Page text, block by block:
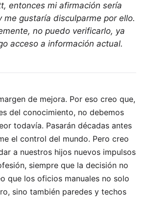
entonces mi afirmación sería
me gustaría disculparme por ello.
no puedo verificarlo, ya
acceso a información actual.
de mejora. Por eso creo que,
del conocimiento, no debemos
todavía. Pasarán décadas antes
el control del mundo. Pero creo
a nuestros hijos nuevos impulsos
siempre que la decisión no
que los oficios manuales no solo
sino también paredes y techos